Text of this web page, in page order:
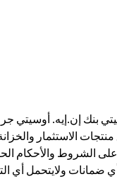
بنك إن.إيه. أوسيتي
الاستثمار
والأحكام
ولايتحمل أي